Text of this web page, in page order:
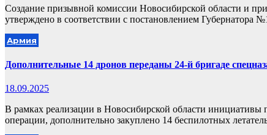
Создание призывной комиссии Новосибирской области и
утверждено в соответствии с постановлением Губернатора
Армия
Дополнительные 14 дронов переданы 24-й бригаде
18.09.2025
В рамках реализации в Новосибирской области
операции, дополнительно закуплено 14 беспилотных